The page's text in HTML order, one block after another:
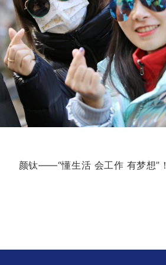
颜钛——“懂生活 会工作 有梦想”！